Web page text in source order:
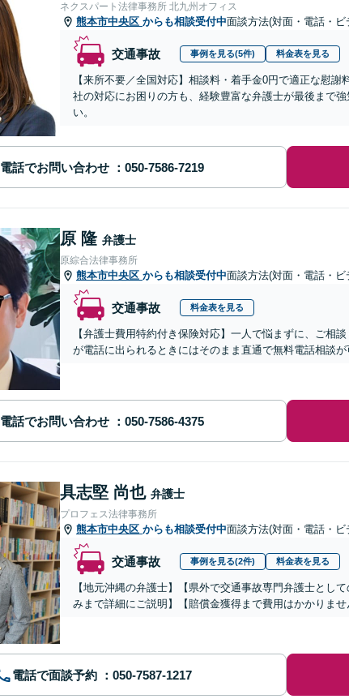
ネクスパート法律事務所 北九州オフィス
熊本市中央区 からも相談受付中面談方法(対面・電話・
交通事故 事例を見る(5件) 料金表を見る
【来所不要／全国対応】相談料・着手金0円で適正な慰
社の対応にお困りの方も、経験豊富な弁護士が最後まで
い。
電話でお問い合わせ
原 隆 弁護士
原綜合法律事務所
熊本市中央区 からも相談受付中面談方法(対面・電話・
交通事故 料金表を見る
【弁護士費用特約付き保険対応】一人で悩まずに、ご相
が電話に出られるときにはそのまま直通で無料電話相談
電話でお問い合わせ
具志堅 尚也 弁護士
プロフェス法律事務所
熊本市中央区 からも相談受付中面談方法(対面・電話・
交通事故 事例を見る(2件) 料金表を見る
【地元沖縄の弁護士】【県外で交通事故専門弁護士とし
みまで詳細にご説明】【賠償金獲得まで費用はかかりま
電話で面談予約